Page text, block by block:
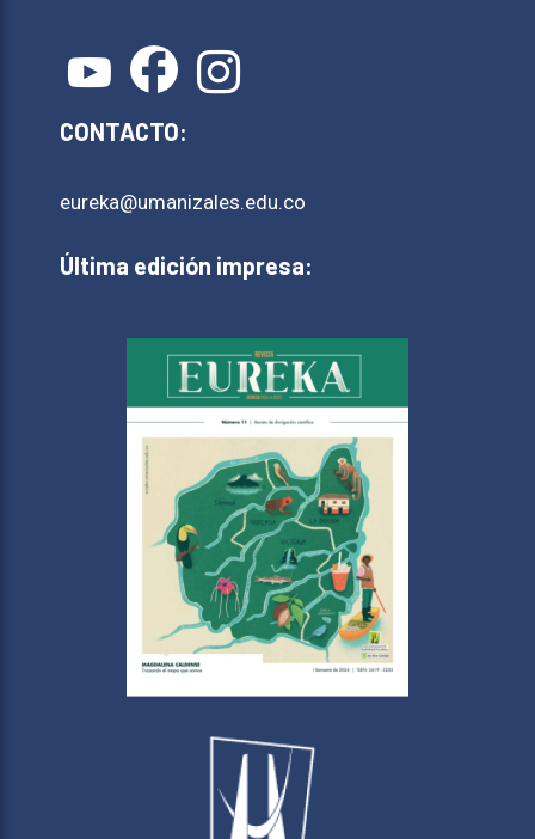
CONTACTO:
eureka@umanizales.edu.co
Última edición impresa: